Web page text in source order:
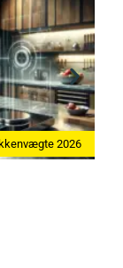
Bedste Æggekoger